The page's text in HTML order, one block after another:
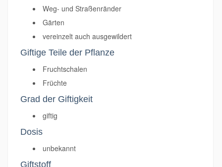
Weg- und Straßenränder
Gärten
vereinzelt auch ausgewildert
Giftige Teile der Pflanze
Fruchtschalen
Früchte
Grad der Giftigkeit
giftig
Dosis
unbekannt
Giftstoff